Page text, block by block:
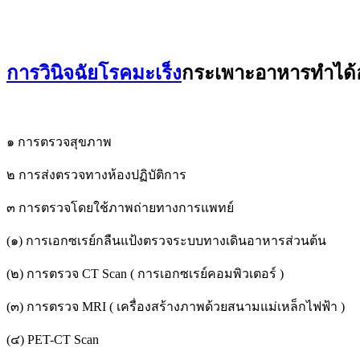
การวินิจฉัยโรคมะเร็งกระเพาะอาหารทำได้
๑ การตรวจสุขภาพ
๒ การส่งตรวจทางห้องปฏิบัติการ
๓ การตรวจโดยใช้ภาพถ่ายทางการแพทย์
(๑) การเอกซเรย์กลืนแป้งตรวจระบบทางเดินอาหารส่วนต้น
(๒) การตรวจ CT Scan ( การเอกซเรย์คอมพิวเตอร์ )
(๓) การตรวจ MRI ( เครื่องสร้างภาพด้วยสนามแม่เหล็กไฟฟ้า )
(๔) PET-CT Scan